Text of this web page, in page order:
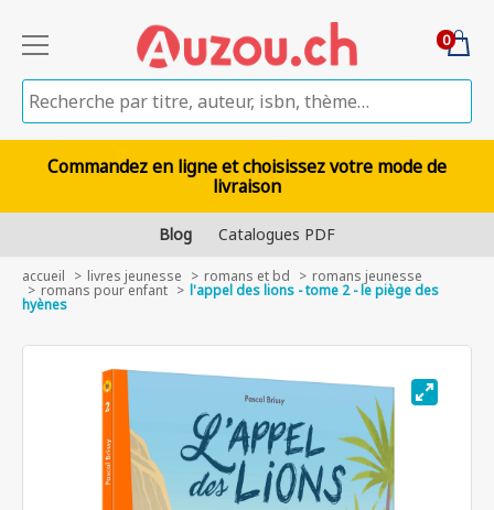
0
Commandez en ligne et choisissez votre mode de
livraison
Blog Catalogues PDF
accueil livres jeunesse romans et bd romans jeunesse
romans pour enfant l'appel des lions - tome 2 - le piège des
hyènes